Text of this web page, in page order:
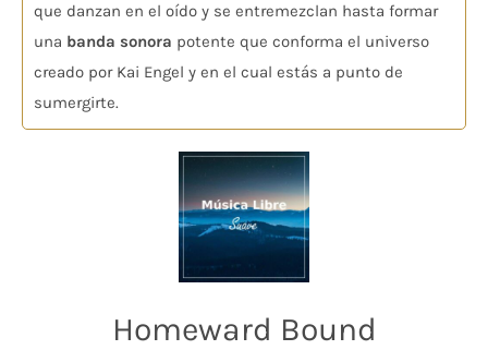
que danzan en el oído y se entremezclan hasta formar
una banda sonora potente que conforma el universo
creado por Kai Engel y en el cual estás a punto de
sumergirte.
Homeward Bound